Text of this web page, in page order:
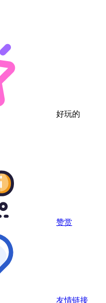
好玩的
赞赏
友情链接